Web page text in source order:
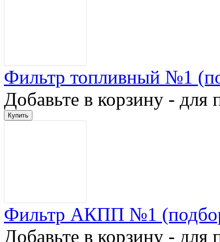
Фильтр топливный №1
Добавьте в корзину - для
Фильтр АКПП №1
Добавьте в корзину - для